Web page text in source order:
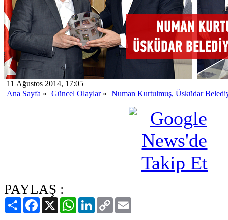
11 Ağustos 2014, 17:05
Ana Sayfa » Güncel Olaylar» Numan Kurtulmuş, Üsküdar
PAYLAŞ :
PaylaşFacebook
X WhatsAppLinkedIn
Copy
Link